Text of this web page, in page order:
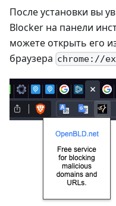
После установки вы
Blocker на панели
можете открыть его
браузера chrome://